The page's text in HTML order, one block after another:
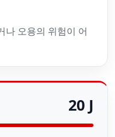
나 오용의 위험이 어
20 J